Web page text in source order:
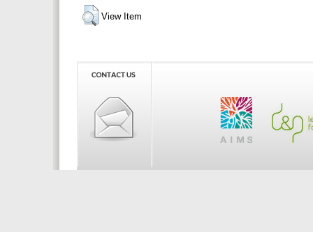
View Item